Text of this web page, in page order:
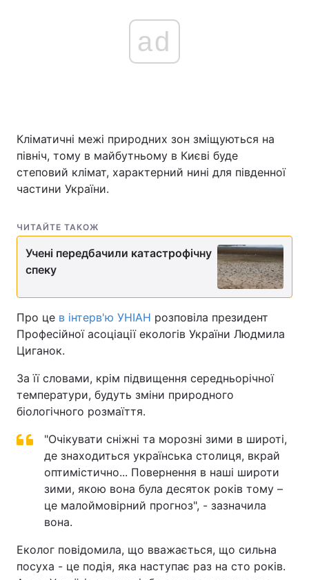
ad
Кліматичні межі природних зон зміщуються на
північ, тому в майбутньому в Києві буде
степовий клімат, характерний нині для південної
частини України.
ЧИТАЙТЕ ТАКОЖ
Учені передбачили катастрофічну
спеку
Про це в інтерв'ю УНІАН розповіла президент
Професійної асоціації екологів України Людмила
Циганок.
За її словами, крім підвищення середньорічної
температури, будуть зміни природного
біологічного розмаїття.
"Очікувати сніжні та морозні зими в широті,
де знаходиться українська столиця, вкрай
оптимістично... Повернення в наші широти
зими, якою вона була десяток років тому –
це малоймовірний прогноз", - зазначила
вона.
Еколог повідомила, що вважається, що сильна
посуха - це подія, яка наступає раз на сто років.